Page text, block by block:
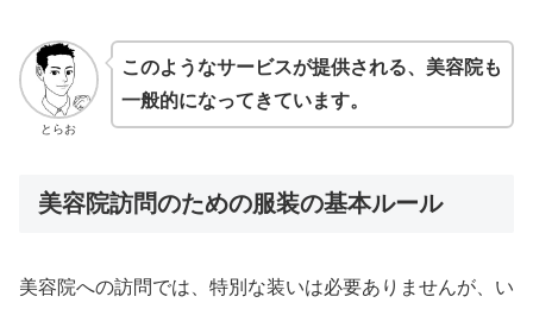
とらお
このようなサービスが提供される、美容院も
一般的になってきています。
美容院訪問のための服装の基本ルール
美容院への訪問では、特別な装いは必要ありませんが、い